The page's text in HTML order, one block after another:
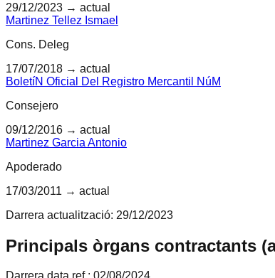
29/12/2023 → actual
Martinez Tellez Ismael
Cons. Deleg
17/07/2018 → actual
BoletíN Oficial Del Registro Mercantil NúM
Consejero
09/12/2016 → actual
Martinez Garcia Antonio
Apoderado
17/03/2011 → actual
Darrera actualització: 29/12/2023
Principals òrgans contractants